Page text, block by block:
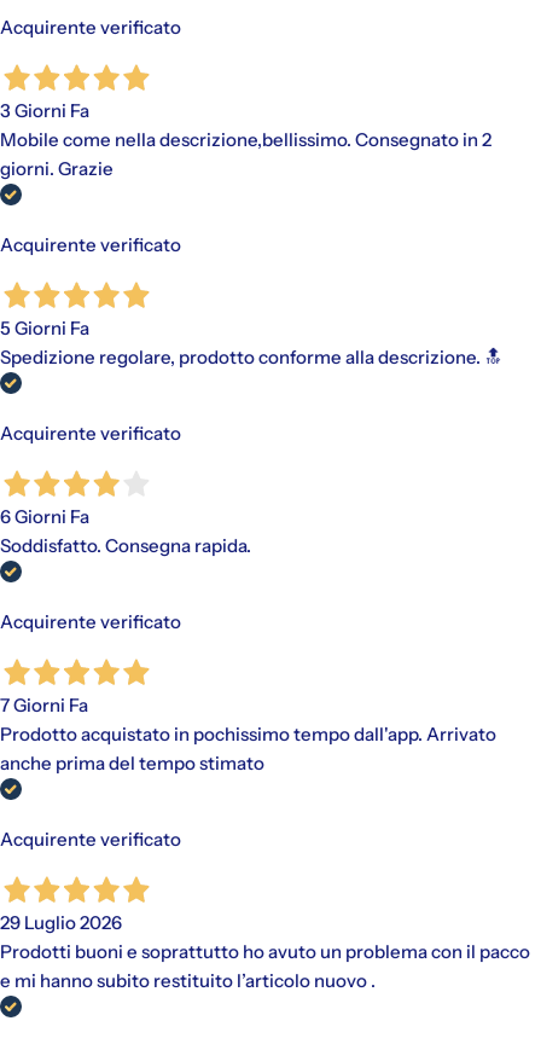
Acquirente verificato
3 Giorni Fa
Mobile come nella descrizione,bellissimo. Consegnato in 2
giorni. Grazie
Acquirente verificato
5 Giorni Fa
Spedizione regolare, prodotto conforme alla descrizione. 🔝
Acquirente verificato
6 Giorni Fa
Soddisfatto. Consegna rapida.
Acquirente verificato
7 Giorni Fa
Prodotto acquistato in pochissimo tempo dall'app. Arrivato
anche prima del tempo stimato
Acquirente verificato
29 Luglio 2026
Prodotti buoni e soprattutto ho avuto un problema con il pacco
e mi hanno subito restituito l’articolo nuovo .